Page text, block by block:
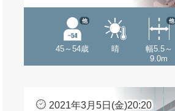
45～54歳
他
晴
幅5.5～
9.0m
他
2021年3月5日(金)20:20